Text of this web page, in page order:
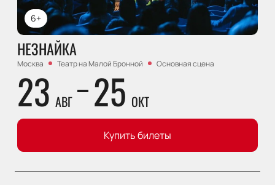
6+
НЕЗНАЙКА
Москва Театр на Малой Бронной Основная сцена
23 АВГ 25 ОКТ
Купить билеты